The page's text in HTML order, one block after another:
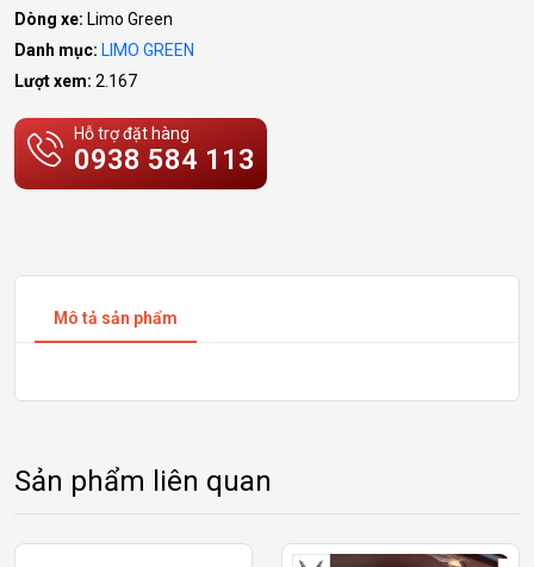
Dòng xe: Limo Green
Danh mục: LIMO GREEN
Lượt xem: 2.167
Hỗ trợ đặt hàng
0938 584 113
Mô tả sản phẩm
Sản phẩm liên quan